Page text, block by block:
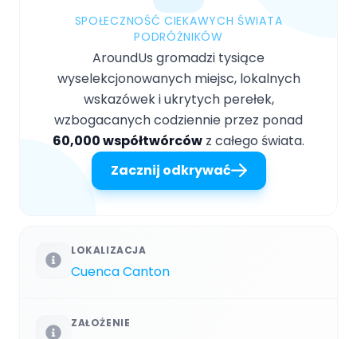
SPOŁECZNOŚĆ CIEKAWYCH ŚWIATA
PODRÓŻNIKÓW
AroundUs gromadzi tysiące
wyselekcjonowanych miejsc, lokalnych
wskazówek i ukrytych perełek,
wzbogacanych codziennie przez ponad
60,000 współtwórców z całego świata.
Zacznij odkrywać
LOKALIZACJA
Cuenca Canton
ZAŁOŻENIE